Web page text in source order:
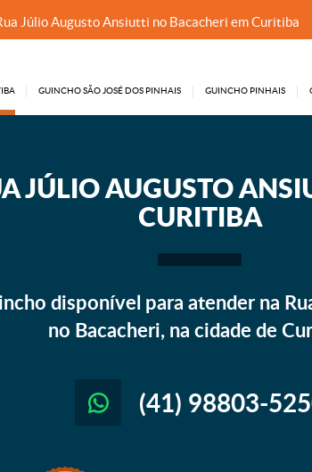
Júlio Augusto Ansiutti no Bacacheri em Curitiba
GUINCHO SÃO JOSÉ DOS PINHAIS GUINCHO PINHAIS
JÚLIO AUGUSTO
CURITIBA
disponível para atender na
no Bacacheri, na cidade de
(41) 98803-